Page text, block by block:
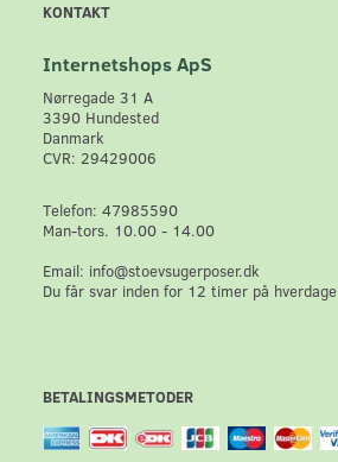
KONTAKT
Internetshops ApS
Nørregade 31 A
3390 Hundested
Danmark
CVR: 29429006
Telefon: 47985590
Man-tors. 10.00 - 14.00
Email: info@stoevsugerposer.dk
Du får svar inden for 12 timer på hverdage
BETALINGSMETODER